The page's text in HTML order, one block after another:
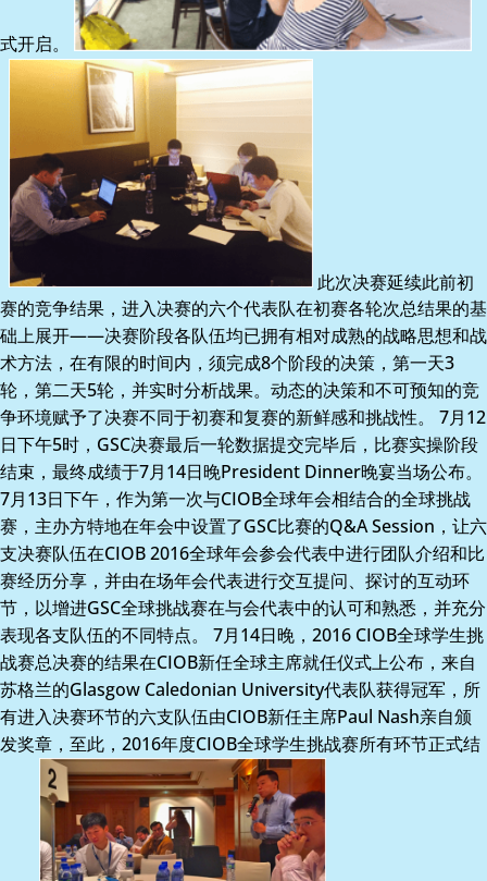
式开启。
此次决赛延续此前初
赛的竞争结果，进入决赛的六个代表队在初赛各轮次总结果的基
础上展开——决赛阶段各队伍均已拥有相对成熟的战略思想和战
术方法，在有限的时间内，须完成8个阶段的决策，第一天3
轮，第二天5轮，并实时分析战果。动态的决策和不可预知的竞
争环境赋予了决赛不同于初赛和复赛的新鲜感和挑战性。 7月12
日下午5时，GSC决赛最后一轮数据提交完毕后，比赛实操阶段
结束，最终成绩于7月14日晚President Dinner晚宴当场公布。
7月13日下午，作为第一次与CIOB全球年会相结合的全球挑战
赛，主办方特地在年会中设置了GSC比赛的Q&A Session，让六
支决赛队伍在CIOB 2016全球年会参会代表中进行团队介绍和比
赛经历分享，并由在场年会代表进行交互提问、探讨的互动环
节，以增进GSC全球挑战赛在与会代表中的认可和熟悉，并充分
表现各支队伍的不同特点。 7月14日晚，2016 CIOB全球学生挑
战赛总决赛的结果在CIOB新任全球主席就任仪式上公布，来自
苏格兰的Glasgow Caledonian University代表队获得冠军，所
有进入决赛环节的六支队伍由CIOB新任主席Paul Nash亲自颁
发奖章，至此，2016年度CIOB全球学生挑战赛所有环节正式结